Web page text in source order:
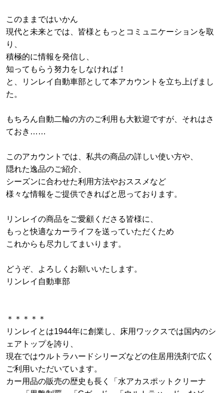
このままではいかん
現代と未来とでは、皆様ともっとコミュニケーションを取
り、
積極的に情報を発信し、
知ってもらう努力をしなければ！
と、リンレイ自動車部として本アカウントを立ち上げまし
た。
もちろん自動二輪の方のご利用も大歓迎ですが、それはさ
ておき……
このアカウントでは、私共の商品の詳しい使い方や、
隠れた逸品のご紹介、
シーズンに合わせた利用方法やおススメなど
様々な情報をご提供できればと思っております。
リンレイの商品をご愛顧くださる皆様に、
もっと快適なカーライフを送っていただくため
これからも尽力してまいります。
どうぞ、よろしくお願いいたします。
リンレイ自動車部
＊＊＊＊＊
リンレイとは1944年に創業し、床用ワックスでは国内のシ
ェアトップを誇り、
現在ではウルトラハードシリーズなどの住居用洗剤で広く
ご利用いただいています。
カー用品の販売の歴史も長く「水アカスポットクリーナ